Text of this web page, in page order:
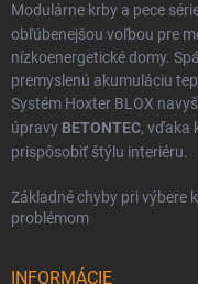
Modulárne krby a pece
obľúbenejšou voľbou pre
nízkoenergetické domy.
premyslenú akumuláciu
Systém Hoxter BLOX
úpravy BETONTEC, vďaka
prispôsobiť štýlu interiéru.
Základné chyby pri výbere
problémom
INFORMÁCIE